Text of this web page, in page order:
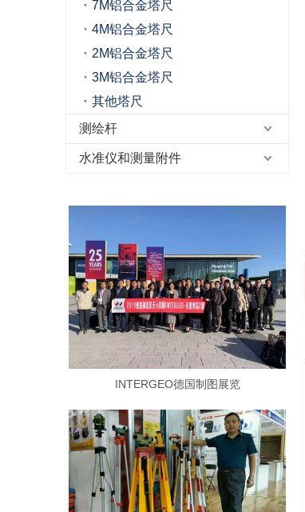
7M铝合金塔尺
4M铝合金塔尺
2M铝合金塔尺
3M铝合金塔尺
其他塔尺
测绘杆
水准仪和测量附件
INTERGEO德国制图展览